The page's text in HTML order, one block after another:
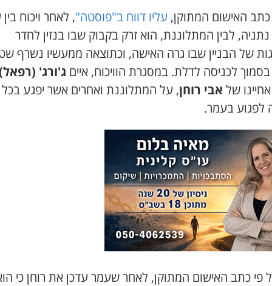
כתב האישום המתוקן,עליו דווח ב"פוסטה", לאחר ויכוח
לבין המתלוננת, הוא זרק בקבוק שבו בנזין לחדר
של הבניין שבו גרה האישה, וכתוצאה ממעשיו נשרף
לכניסה לדלת. במסגרת הוויכוח, איים ג'ורג'
של אבי רוחן, על המתלוננת ואחרים אשר יפגע בכל
לפגוע בעמר.
פי כתב האישום המתוקן, לאחר שעמר עדכן את רוחן כי